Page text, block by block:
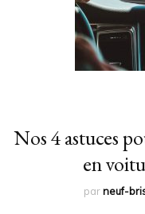
Nos 4 astuces
en
parneuf-